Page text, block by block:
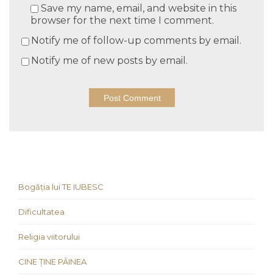
Save my name, email, and website in this
browser for the next time I comment.
Notify me of follow-up comments by email.
Notify me of new posts by email.
Bogăția lui TE IUBESC
Dificultatea
Religia viitorului
CINE ȚINE PÂINEA